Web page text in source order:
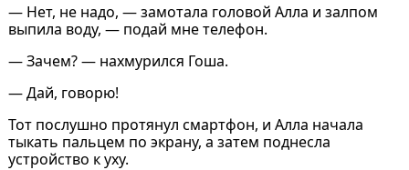
— Нет, не надо, — замотала головой Алла и залпом
выпила воду, — подай мне телефон.
— Зачем? — нахмурился Гоша.
— Дай, говорю!
Тот послушно протянул смартфон, и Алла начала
тыкать пальцем по экрану, а затем поднесла
устройство к уху.